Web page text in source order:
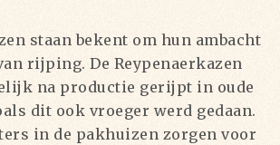
staan bekent om hun ambacht
rijping. De Reypenaerkazen
na productie gerijpt in oude
dit ook vroeger werd gedaan.
in de pakhuizen zorgen voor